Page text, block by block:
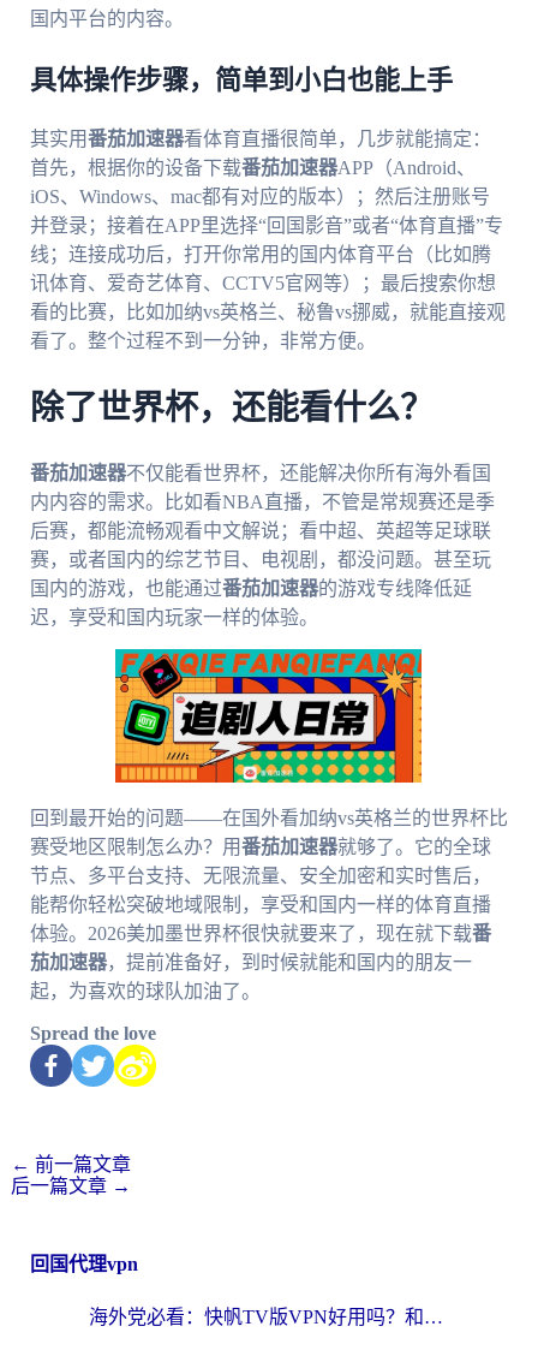
国内平台的内容。
具体操作步骤，简单到小白也能上手
其实用番茄加速器看体育直播很简单，几步就能搞定：
首先，根据你的设备下载番茄加速器APP（Android、
iOS、Windows、mac都有对应的版本）；然后注册账号
并登录；接着在APP里选择“回国影音”或者“体育直播”专
线；连接成功后，打开你常用的国内体育平台（比如腾
讯体育、爱奇艺体育、CCTV5官网等）；最后搜索你想
看的比赛，比如加纳vs英格兰、秘鲁vs挪威，就能直接观
看了。整个过程不到一分钟，非常方便。
除了世界杯，还能看什么？
番茄加速器不仅能看世界杯，还能解决你所有海外看国
内内容的需求。比如看NBA直播，不管是常规赛还是季
后赛，都能流畅观看中文解说；看中超、英超等足球联
赛，或者国内的综艺节目、电视剧，都没问题。甚至玩
国内的游戏，也能通过番茄加速器的游戏专线降低延
迟，享受和国内玩家一样的体验。
回到最开始的问题——在国外看加纳vs英格兰的世界杯比
赛受地区限制怎么办？用番茄加速器就够了。它的全球
节点、多平台支持、无限流量、安全加密和实时售后，
能帮你轻松突破地域限制，享受和国内一样的体育直播
体验。2026美加墨世界杯很快就要来了，现在就下载番
茄加速器，提前准备好，到时候就能和国内的朋友一
起，为喜欢的球队加油了。
Spread the love
← 前一篇文章
后一篇文章 →
回国代理vpn
海外党必看：快帆TV版VPN好用吗？和快游VPN对比哪个回国效果更好？附实用避坑指南